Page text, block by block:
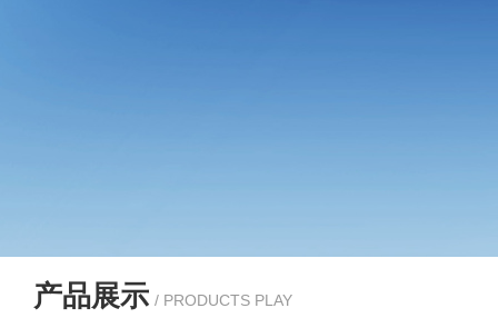
产品展示 / PRODUCTS PLAY